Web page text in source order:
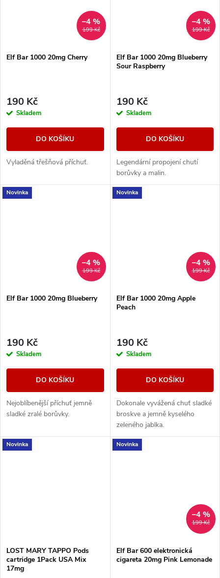
199 Kč
–4 %
Elf Bar 1000 20mg Cherry
190 Kč
Skladem
DO KOŠÍKU
Vyladěná třešňová příchuť.
199 Kč
–4 %
Elf Bar 1000 20mg Blueberry
Sour Raspberry
190 Kč
Skladem
DO KOŠÍKU
Legendární propojení chutí
borůvky a malin.
Novinka
199 Kč
–4 %
Elf Bar 1000 20mg Blueberry
190 Kč
Skladem
DO KOŠÍKU
Nejoblíbenější příchuť jemně
sladké zralé borůvky.
Novinka
199 Kč
–4 %
Elf Bar 1000 20mg Apple
Peach
190 Kč
Skladem
DO KOŠÍKU
Dokonale vyvážená chuť sladké
broskve a jemně kyselého
zeleného jablka.
Novinka
LOST MARY TAPPO Pods
cartridge 1Pack USA Mix
17mg
Novinka
199 Kč
–4 %
Elf Bar 600 elektronická
cigareta 20mg Pink Lemonade